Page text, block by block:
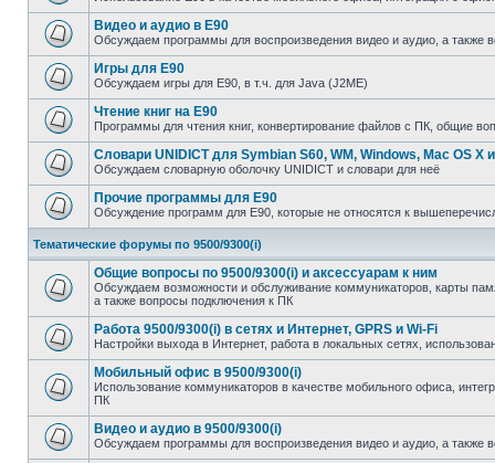
Видео и аудио в E90
Обсуждаем программы для воспроизведения видео и аудио, а также
Игры для E90
Обсуждаем игры для E90, в т.ч. для Java (J2ME)
Чтение книг на E90
Программы для чтения книг, конвертирование файлов с ПК, общие
Словари UNIDICT для Symbian S60, WM, Windows, Mac OS X
Обсуждаем словарную оболочку UNIDICT и словари для неё
Прочие программы для E90
Обсуждение программ для E90, которые не относятся к
Тематические форумы по 9500/9300(i)
Общие вопросы по 9500/9300(i) и аксессуарам к ним
Обсуждаем возможности и обслуживание коммуникаторов, карты
а также вопросы подключения к ПК
Работа 9500/9300(i) в сетях и Интернет, GPRS и Wi-Fi
Настройки выхода в Интернет, работа в локальных сетях,
Мобильный офис в 9500/9300(i)
Использование коммуникаторов в качестве мобильного офиса,
ПК
Видео и аудио в 9500/9300(i)
Обсуждаем программы для воспроизведения видео и аудио, а также